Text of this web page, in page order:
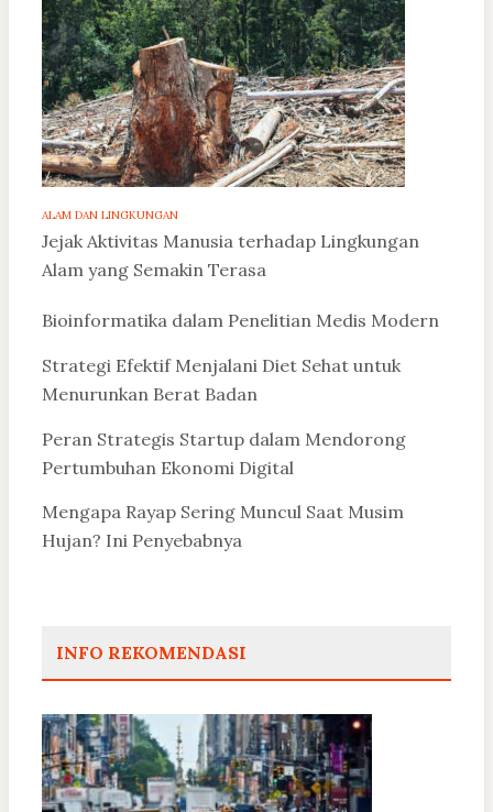
ALAM DAN LINGKUNGAN
Jejak Aktivitas Manusia terhadap Lingkungan
Alam yang Semakin Terasa
Bioinformatika dalam Penelitian Medis Modern
Strategi Efektif Menjalani Diet Sehat untuk
Menurunkan Berat Badan
Peran Strategis Startup dalam Mendorong
Pertumbuhan Ekonomi Digital
Mengapa Rayap Sering Muncul Saat Musim
Hujan? Ini Penyebabnya
INFO REKOMENDASI